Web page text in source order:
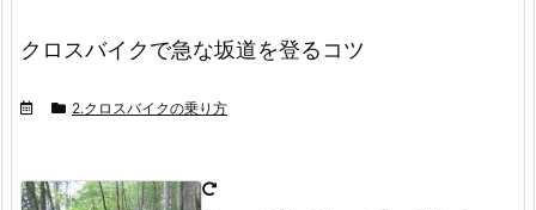
クロスバイクで急な坂道を登るコツ
2.クロスバイクの乗り方